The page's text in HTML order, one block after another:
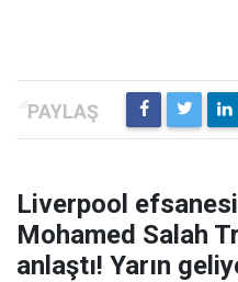
Liverpool efsanesi
Mohamed Salah
anlaştı! Yarın